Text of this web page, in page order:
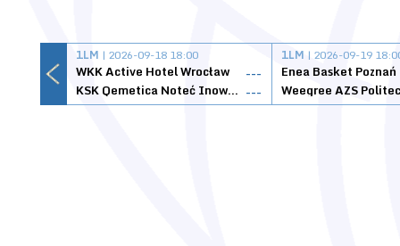
1LM | 2026-09-18 18:00
WKK Active Hotel Wrocław
---
KSK Qemetica Noteć Inowrocław ---
1LM | 2026-09-19
Enea Basket Poznań